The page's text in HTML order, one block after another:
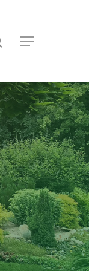
search
Menu